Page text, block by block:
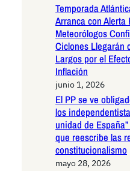
Temporada
Arranca con Alerta
Meteorólogos
Ciclones Llegarán
Largos por el
Inflación
junio 1, 2026
El PP se ve
los
unidad de
que reescribe las
constitucionalismo
mayo 28, 2026